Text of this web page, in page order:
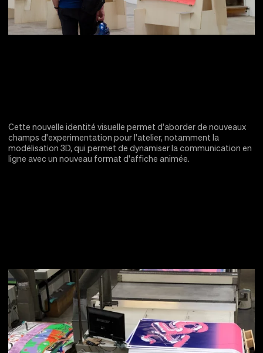
Cette nouvelle identité visuelle permet d'aborder de nouveaux
champs d'experimentation pour l'atelier, notamment la
modélisation 3D, qui permet de dynamiser la communication en
ligne avec un nouveau format d'affiche animée.